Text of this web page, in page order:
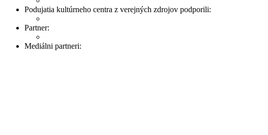
Podujatia kultúrneho centra z verejných zdrojov podporili:
Partner:
Mediálni partneri: